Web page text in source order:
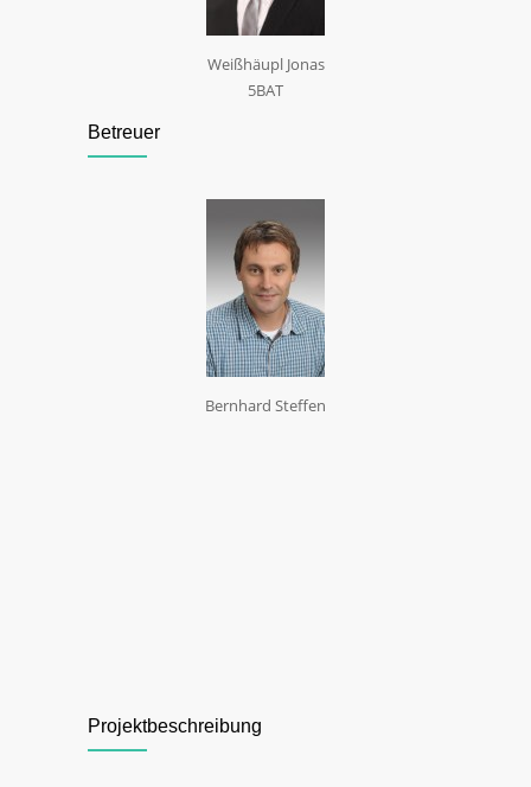
Weißhäupl Jonas
5BAT
Betreuer
Bernhard Steffen
Projektbeschreibung